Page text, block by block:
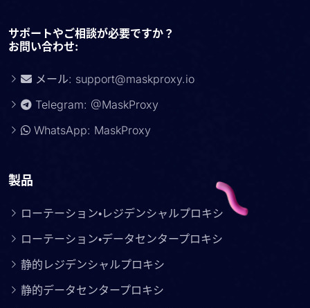
サポートやご相談が必要ですか？
お問い合わせ:
メール: support@maskproxy.io
Telegram: @MaskProxy
WhatsApp: MaskProxy
製品
ローテーション・レジデンシャルプロキシ
ローテーション・データセンタープロキシ
静的レジデンシャルプロキシ
静的データセンタープロキシ